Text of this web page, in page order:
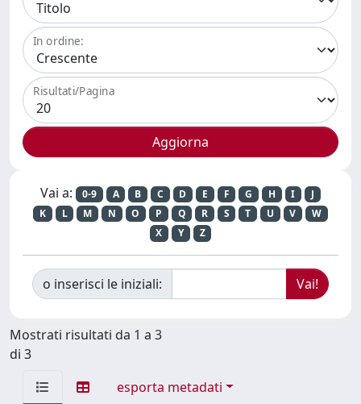
In ordine:
Risultati/Pagina
Vai a: 0-9 A B C D E F G H I
J
K
L M N O P Q R S T U V
W
X
Y Z
o inserisci le iniziali:
Mostrati risultati da 1 a 3
di 3
esporta metadati